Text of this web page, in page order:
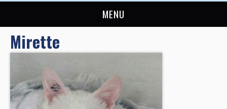
MENU
L’ÉCOLE DU CHAT
ADOPTER
Mirette